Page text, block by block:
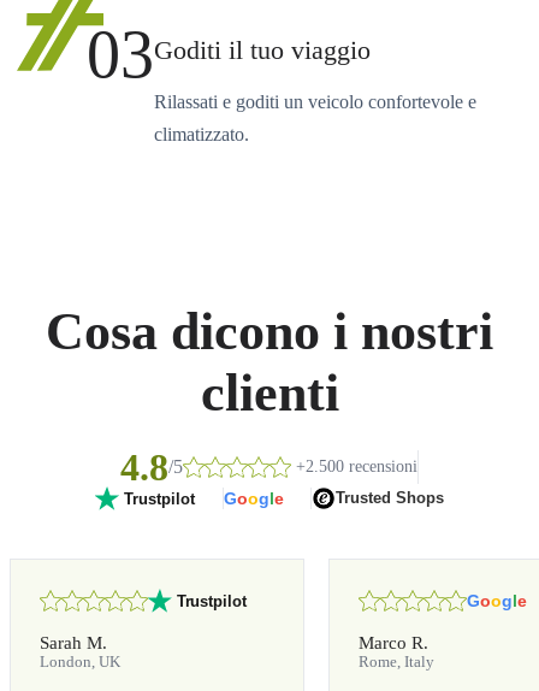
03Goditi il tuo viaggio
Rilassati e goditi un veicolo confortevole e
climatizzato.
Cosa dicono i nostri
clienti
4.8/5 +2.500 recensioni
Trustpilot Google Trusted Shops
Trustpilot
Sarah M.
London, UK
Google
Marco R.
Rome, Italy